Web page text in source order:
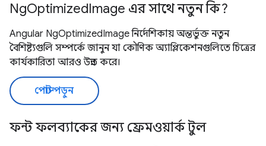
NgOptimizedImage এর সাথে নতুন কি?
Angular NgOptimizedImage নির্দেশিকায় অন্তর্ভুক্ত নতুন
বৈশিষ্ট্যগুলি সম্পর্কে জানুন যা কৌণিক অ্যাপ্লিকেশনগুলিতে চিত্রের
কার্যকারিতা আরও উন্নত করে।
পোস্ট পড়ুন
ফন্ট ফলব্যাকের জন্য ফ্রেমওয়ার্ক টুল